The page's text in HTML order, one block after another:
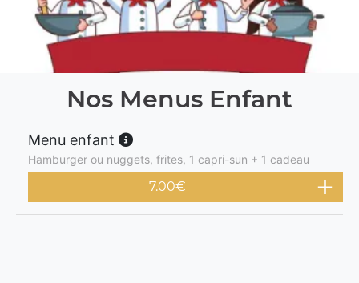
Nos Menus Enfant
Menu enfant
Hamburger ou nuggets, frites, 1 capri-sun + 1 cadeau
7.00€